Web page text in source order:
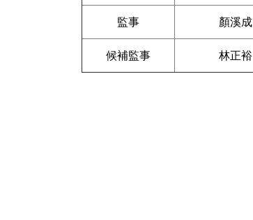
監事 顏溪成
候補監事 林正裕